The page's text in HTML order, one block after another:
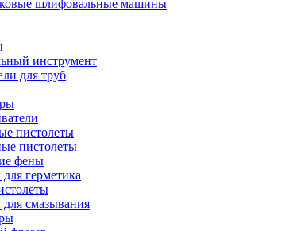
шлифовальные машины
инструмент
для труб
пистолеты
пистолеты
фены
герметика
смазывания